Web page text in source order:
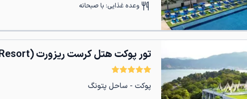
وعده غذایی: با صبحانه
تور پوکت هتل کرست ریزورت (Crest Resort)
پوکت - ساحل پتونگ